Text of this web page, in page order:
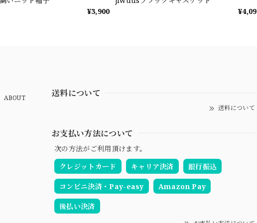
¥3,900
ABOUT 送料について
送料について
お支払い方法について
次の方法がご利用頂けます。
クレジットカード
キャリア決済 銀行振込
コンビニ決済・Pay-easy Amazon Pay
後払い決済